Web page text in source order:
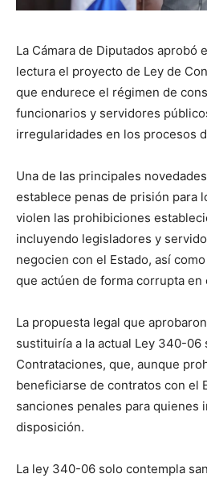
La Cámara de Diputados aprobó
lectura el proyecto de Ley de
que endurece el régimen de
funcionarios y servidores
irregularidades en los procesos
Una de las principales
establece penas de prisión para
violen las prohibiciones
incluyendo legisladores y
negocien con el Estado, así
que actúen de forma corrupta en
La propuesta legal que
sustituiría a la actual Ley 340-06
Contrataciones, que, aunque
beneficiarse de contratos con el
sanciones penales para quienes
disposición.
La ley 340-06 solo contempla